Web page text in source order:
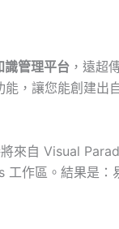
識管理平台 ，遠超
，讓您能創建出
來自 Visual
作區。結果是：